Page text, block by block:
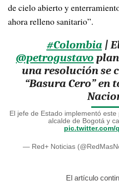
de cielo abierto y
ahora relleno sanitario”.
#Colombia|
@petrogustavo
una resolución se
“Basura Cero”
El jefe de Estado implementó
alcalde de Bogotá y
pic.twitter.com/
— Red+ Noticias
El artículo